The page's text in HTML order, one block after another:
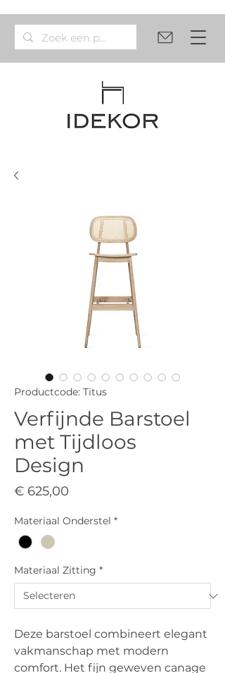
Productcode: Titus
Verfijnde Barstoel
met Tijdloos
Design
€ 625,00
Materiaal Onderstel *
Materiaal Zitting *
Deze barstoel combineert elegant
vakmanschap met modern
comfort. Het fijn geweven canage